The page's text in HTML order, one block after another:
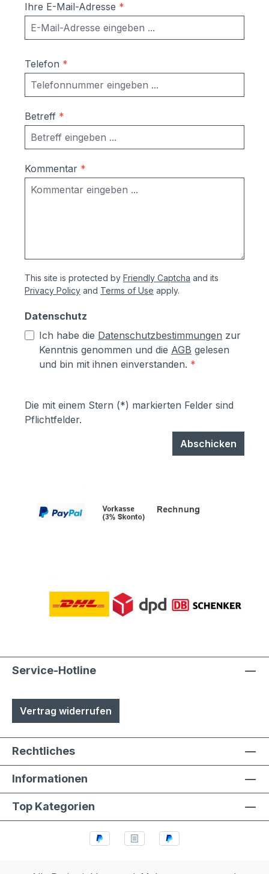
Ihre E-Mail-Adresse *
Telefon *
Betreff *
Kommentar *
This site is protected by Friendly Captcha and its
Privacy Policy and Terms of Use apply.
Datenschutz
Ich habe die Datenschutzbestimmungen zur
Kenntnis genommen und die AGB gelesen
und bin mit ihnen einverstanden. *
Die mit einem Stern (*) markierten Felder sind
Pflichtfelder.
Abschicken
Service-Hotline
Vertrag widerrufen
Rechtliches
Informationen
Top Kategorien